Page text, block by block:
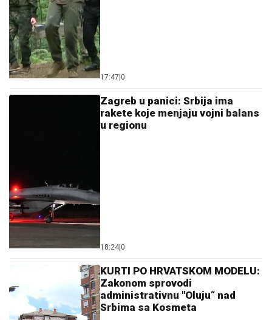
17:47 0
Zagreb u panici: Srbija ima
rakete koje menjaju vojni balans
u regionu
18:24 0
KURTI PO HRVATSKOM MODELU:
Zakonom sprovodi
administrativnu "Oluju“ nad
Srbima sa Kosmeta